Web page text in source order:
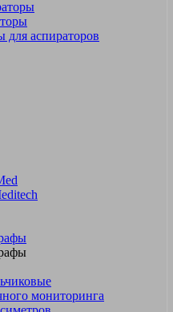
для аспираторов
мониторинга